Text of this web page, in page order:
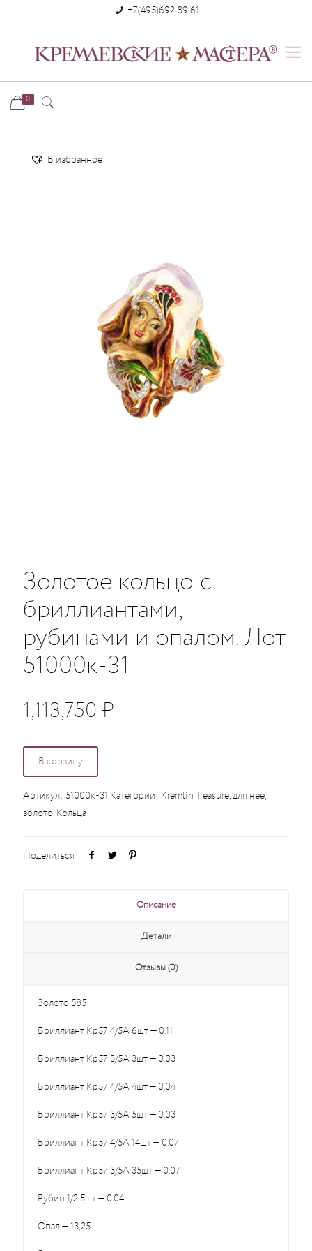
+7(495)692 89 61
0
В избранное
Золотое кольцо с
бриллиантами,
рубинами и опалом. Лот
51000к-31
1,113,750₽
В корзину
Артикул: 51000к-31 Категории: Kremlin Treasure,для нее,
золото, Кольца
Поделиться
Описание
Детали
Отзывы (0)
Золото 585
Бриллиант Кр57 4/5А 6шт — 0.11
Бриллиант Кр57 3/5А 3шт — 0.03
Бриллиант Кр57 4/5А 4шт — 0.04
Бриллиант Кр57 3/5А 5шт — 0.03
Бриллиант Кр57 4/5А 14шт — 0.07
Бриллиант Кр57 3/5А 35шт — 0.07
Рубин 1/2 5шт — 0.04
Опал — 13,25